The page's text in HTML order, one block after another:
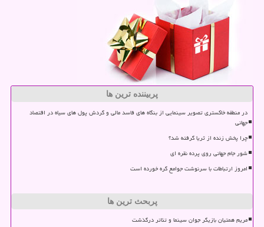
پربیننده ترین ها
در منطقه خاکستری تصویر سینمایی از بنگاه های فاسد مالی و گردش پول های سیاه در اقتصاد
جهانی
چرا پخش زنده از ثریا گرفته شد؟
شور جام جهانی روی پرده نقره ای
امروز ارتباطات با سرنوشت جوامع گره خورده است
پربحث ترین ها
مریم همتیان بازیگر جوان سینما و تئاتر درگذشت